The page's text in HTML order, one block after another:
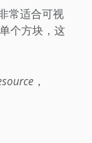
常适合可视
个方块，这
，